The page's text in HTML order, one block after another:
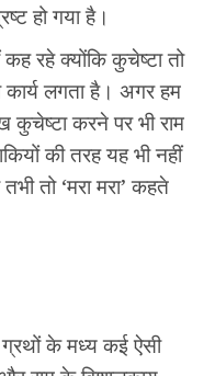
हो गया है।
रहे क्योंकि कुचेष्टा तो
कार्य लगता है। अगर हम
कुचेष्टा करने पर भी राम
की तरह यह भी नहीं
तो ‘मरा मरा’ कहते
के मध्य कई ऐसी